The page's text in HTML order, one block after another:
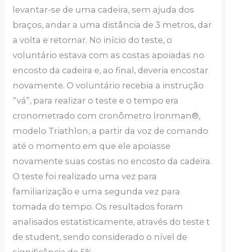
levantar-se de uma cadeira, sem ajuda dos
braços, andar a uma distância de 3 metros, dar
a volta e retornar. No início do teste, o
voluntário estava com as costas apoiadas no
encosto da cadeira e, ao final, deveria encostar
novamente. O voluntário recebia a instrução
“vá”, para realizar o teste e o tempo era
cronometrado com cronômetro Ironman®,
modelo Triathlon, a partir da voz de comando
até o momento em que ele apoiasse
novamente suas costas no encosto da cadeira.
O teste foi realizado uma vez para
familiarização e uma segunda vez para
tomada do tempo. Os resultados foram
analisados estatisticamente, através do teste t
de student, sendo considerado o nível de